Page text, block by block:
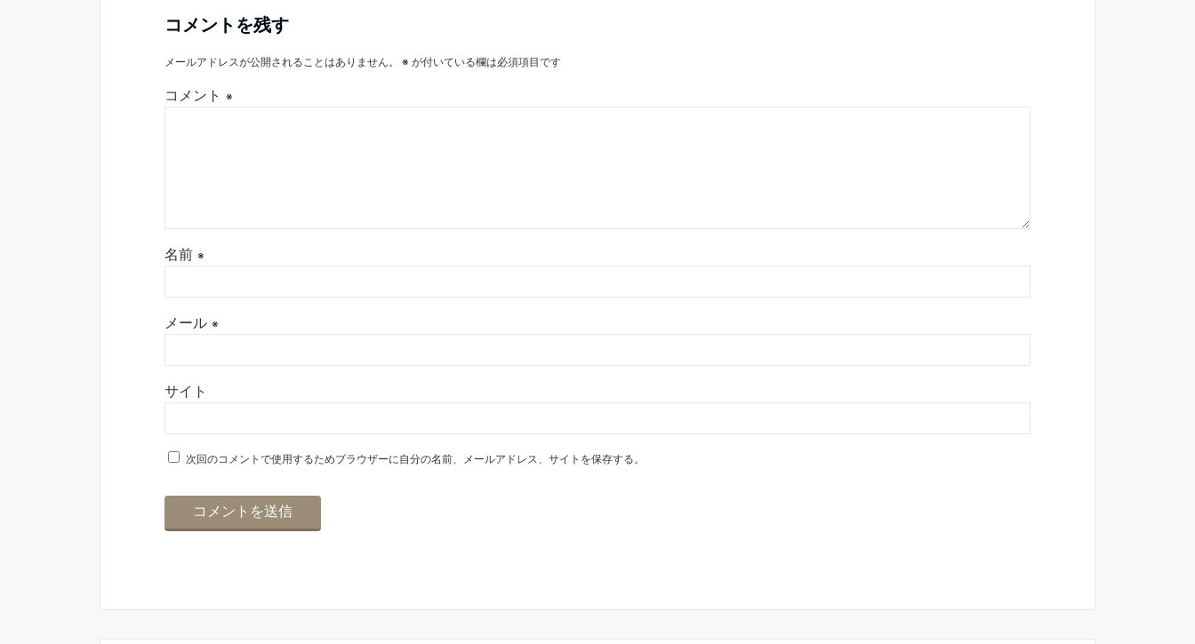
コメントを残す
メールアドレスが公開されることはありません。 ※ が付いている欄は必須項目です
コメント ※
名前 ※
メール ※
サイト
次回のコメントで使用するためブラウザーに自分の名前、メールアドレス、サイトを保存する。